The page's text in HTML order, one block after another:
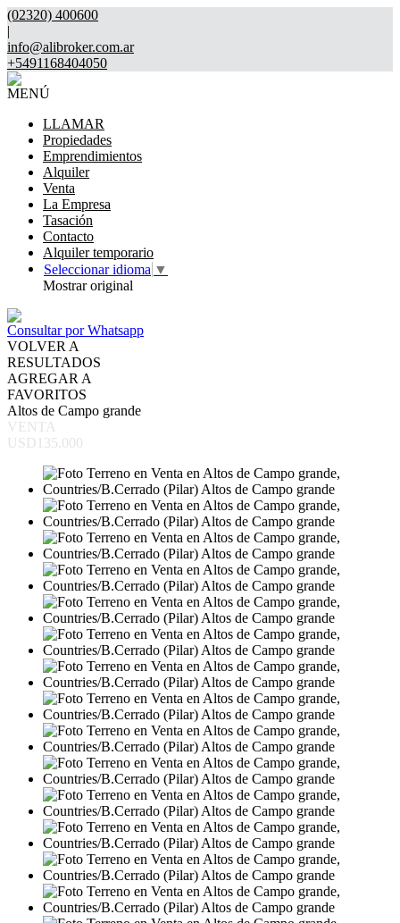
(02320) 400600
|
info@alibroker.com.ar
+5491168404050
MENÚ
LLAMAR
Propiedades
Emprendimientos
Alquiler
Venta
La Empresa
Tasación
Contacto
Alquiler temporario
Seleccionar idioma ▼
Mostrar original
Consultar por Whatsapp
VOLVER A
RESULTADOS
AGREGAR A
FAVORITOS
Altos de Campo grande
VENTA
USD135.000